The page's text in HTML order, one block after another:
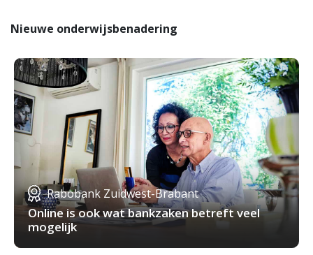
Nieuwe onderwijsbenadering
Rabobank Zuidwest-Brabant
Online is ook wat bankzaken betreft veel
mogelijk